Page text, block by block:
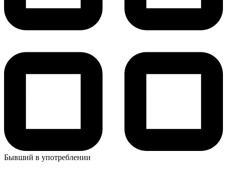
Бывший в употреблении